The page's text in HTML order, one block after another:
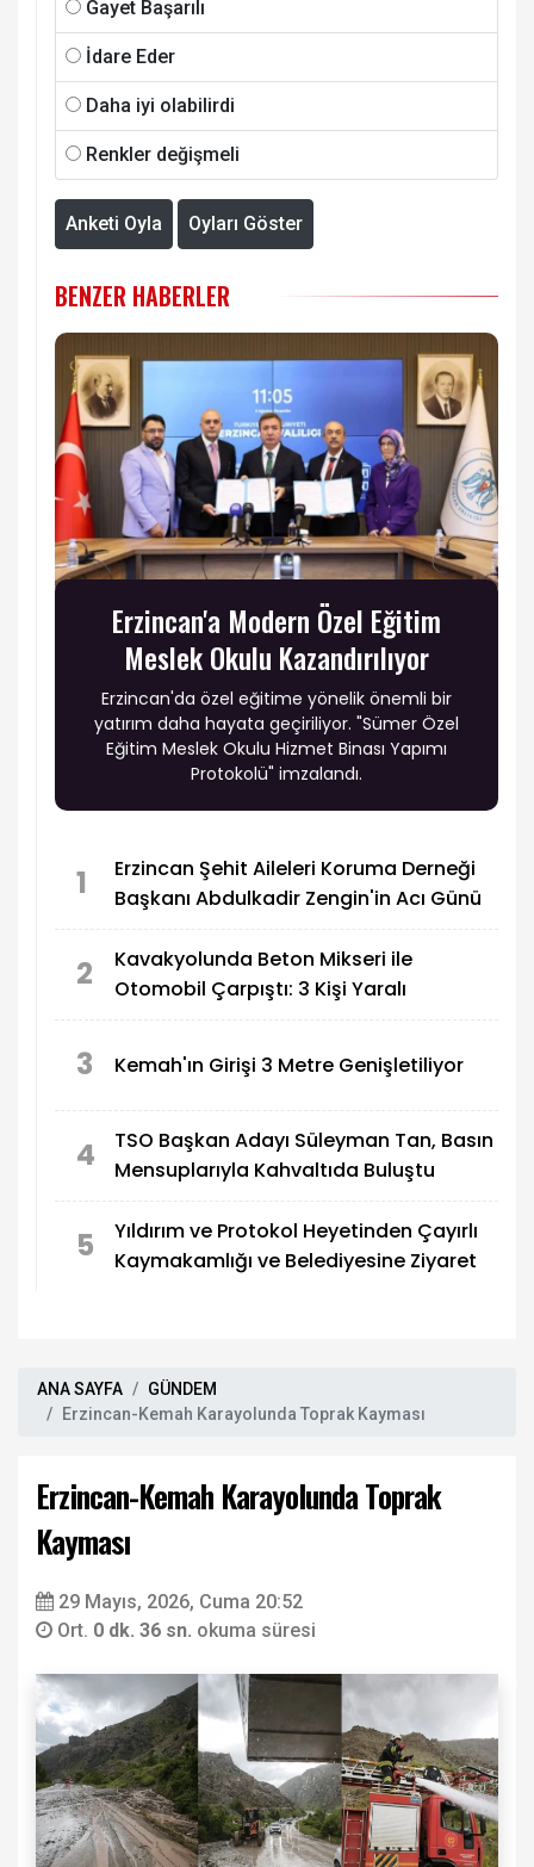
Gayet Başarılı
İdare Eder
Daha iyi olabilirdi
Renkler değişmeli
Anketi Oyla Oyları Göster
BENZER HABERLER
Erzincan'a Modern Özel Eğitim
Meslek Okulu Kazandırılıyor
Erzincan'da özel eğitime yönelik önemli bir
yatırım daha hayata geçiriliyor. "Sümer Özel
Eğitim Meslek Okulu Hizmet Binası Yapımı
Protokolü" imzalandı.
1
Erzincan Şehit Aileleri Koruma Derneği
Başkanı Abdulkadir Zengin'in Acı Günü
2
Kavakyolunda Beton Mikseri ile
Otomobil Çarpıştı: 3 Kişi Yaralı
3 Kemah'ın Girişi 3 Metre Genişletiliyor
4
TSO Başkan Adayı Süleyman Tan, Basın
Mensuplarıyla Kahvaltıda Buluştu
5
Yıldırım ve Protokol Heyetinden Çayırlı
Kaymakamlığı ve Belediyesine Ziyaret
ANA SAYFA
GÜNDEM
Erzincan-Kemah Karayolunda Toprak Kayması
Erzincan-Kemah Karayolunda Toprak
Kayması
29 Mayıs, 2026, Cuma 20:52
Ort. 0 dk. 36 sn. okuma süresi